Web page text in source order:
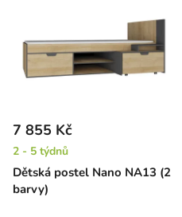
t
ů
r
o
d
u
k
Dětská postel Nano NA13 (2
barvy)
7 855 Kč
2 - 5 týdnů